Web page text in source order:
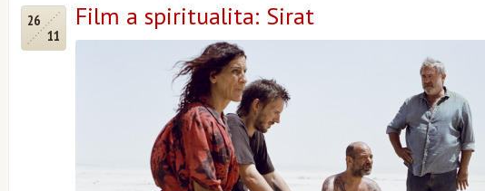
26
11
Film a spiritualita: Sirat